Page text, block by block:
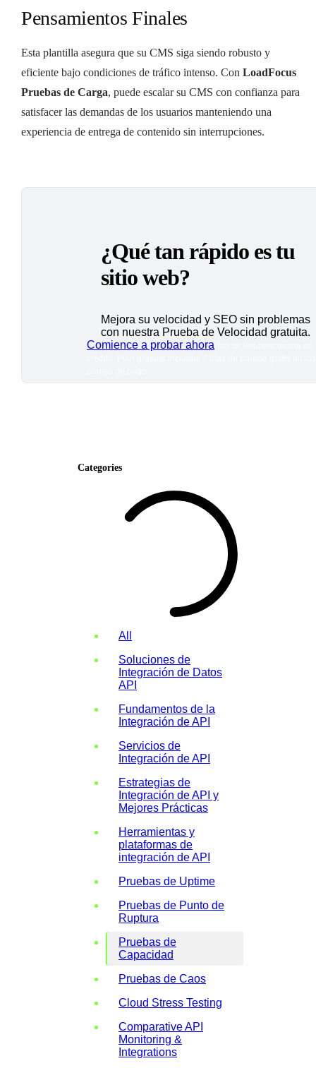
Pensamientos Finales
Esta plantilla asegura que su CMS siga siendo robusto y
eficiente bajo condiciones de tráfico intenso. Con LoadFocus
Pruebas de Carga, puede escalar su CMS con confianza para
satisfacer las demandas de los usuarios manteniendo una
experiencia de entrega de contenido sin interrupciones.
¿Qué tan rápido es tu
sitio web?
Mejora su velocidad y SEO sin problemas
con nuestra Prueba de Velocidad gratuita.
Comience a probar ahora
Categories
All
Soluciones de
Integración de Datos
API
Fundamentos de la
Integración de API
Servicios de
Integración de API
Estrategias de
Integración de API y
Mejores Prácticas
Herramientas y
plataformas de
integración de API
Pruebas de Uptime
Pruebas de Punto de
Ruptura
Pruebas de
Capacidad
Pruebas de Caos
Cloud Stress Testing
Comparative API
Monitoring &
Integrations